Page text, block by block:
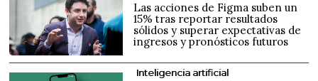
Las acciones de Figma suben un
15% tras reportar resultados
sólidos y superar expectativas de
ingresos y pronósticos futuros
Inteligencia artificial